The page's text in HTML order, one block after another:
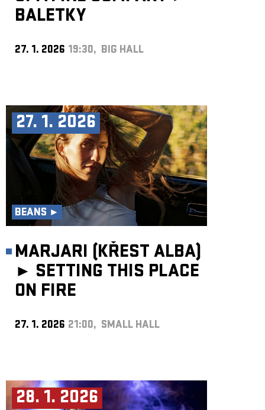
BALETKY
27. 1. 2026 19:30, BIG HALL
27. 1. 2026
BEANS ►
MARJARI (KŘEST ALBA)
► SETTING THIS PLACE
ON FIRE
27. 1. 2026 21:00, SMALL HALL
28. 1. 2026